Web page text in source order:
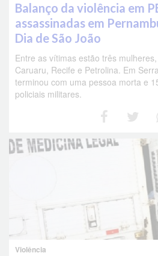
Balanço da violência em
assassinadas em
Dia de São João
Entre as vítimas estão três
Caruaru, Recife e Petrolina. Em
terminou com uma pessoa morta e
policiais militares.
Violência